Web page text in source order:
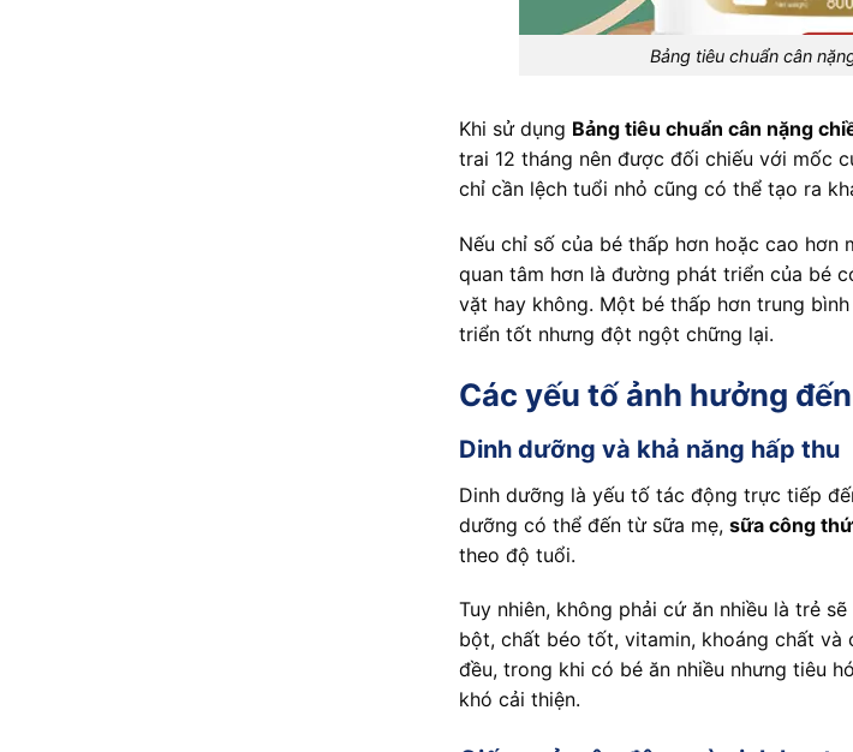
Bảng tiêu chuẩn cân
Khi sử dụng Bảng tiêu chuẩn cân nặng
trai 12 tháng nên được đối chiếu với mốc
chỉ cần lệch tuổi nhỏ cũng có thể tạo ra
Nếu chỉ số của bé thấp hơn hoặc cao
quan tâm hơn là đường phát triển của bé
vặt hay không. Một bé thấp hơn trung
triển tốt nhưng đột ngột chững lại.
Các yếu tố ảnh hưởng
Dinh dưỡng và khả năng hấp thu
Dinh dưỡng là yếu tố tác động trực tiếp
dưỡng có thể đến từ sữa mẹ, sữa công
theo độ tuổi.
Tuy nhiên, không phải cứ ăn nhiều là trẻ
bột, chất béo tốt, vitamin, khoáng chất
đều, trong khi có bé ăn nhiều nhưng tiêu
khó cải thiện.